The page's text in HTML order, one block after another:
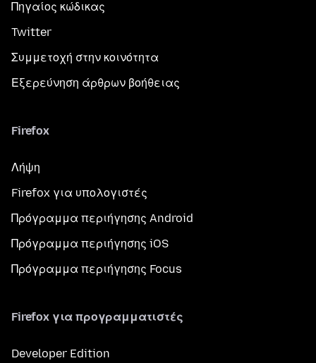
Πηγαίος κώδικας
Twitter
Συμμετοχή στην κοινότητα
Εξερεύνηση άρθρων βοήθειας
Firefox
Λήψη
Firefox για υπολογιστές
Πρόγραμμα περιήγησης Android
Πρόγραμμα περιήγησης iOS
Πρόγραμμα περιήγησης Focus
Firefox για προγραμματιστές
Developer Edition